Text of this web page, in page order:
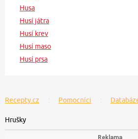
Husa
Husí játra
Husí krev
Husí maso
Husí prsa
Recepty.cz Pomocníci
Hrušky